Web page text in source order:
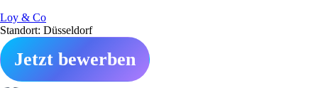
Loy & Co
Standort: Düsseldorf
Jetzt bewerben